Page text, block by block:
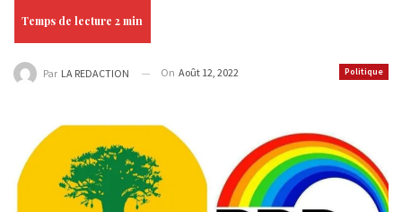
Politique
Par LA REDACTION On Août 12, 2022